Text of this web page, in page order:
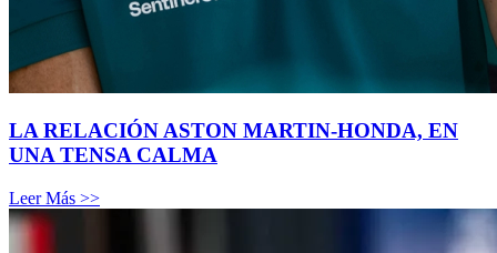
LA RELACIÓN ASTON MARTIN-HONDA, EN
UNA TENSA CALMA
Leer Más >>